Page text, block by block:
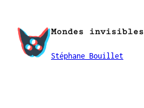
contenu
Mondes invisibles
Stéphane Bouillet